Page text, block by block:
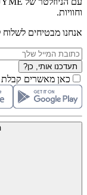
וחוויות.
אנחנו מבטיחים
תעדכנו אותי, כן?
כאן מאשרים קבלת